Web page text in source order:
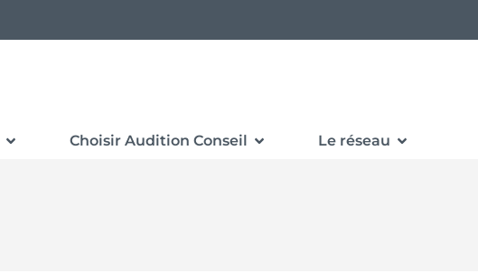
Choisir Audition Conseil Le réseau